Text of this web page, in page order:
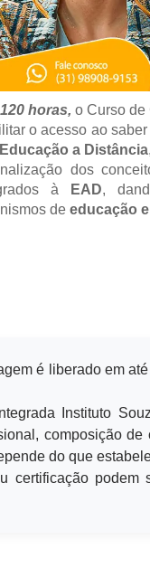
horas, o Curso de
o acesso ao
Educação a Distância
dos
à
EAD,
de educação
é liberado em
Instituto
composição
do que
certificação podem